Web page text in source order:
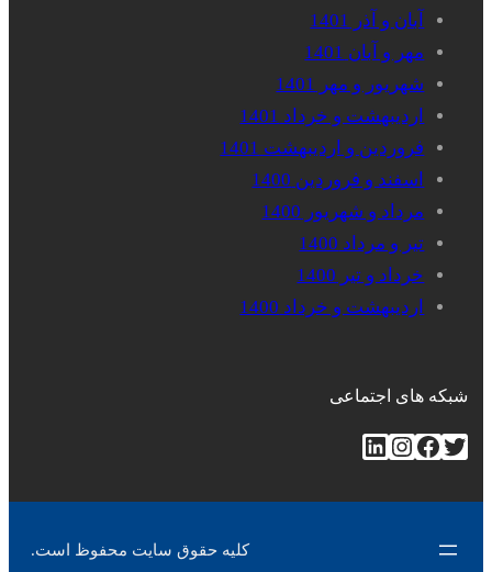
آبان و آذر 1401
مهر و آبان 1401
شهریور و مهر 1401
اردیبهشت و خرداد 1401
فروردین و اردیبهشت 1401
اسفند و فروردین 1400
مرداد و شهریور 1400
تیر و مرداد 1400
خرداد و تیر 1400
اردیبهشت و خرداد 1400
شبکه های اجتماعی
توییتر فیس‌بوکاینستاگرم لینکداین
کلیه حقوق سایت محفوظ است.